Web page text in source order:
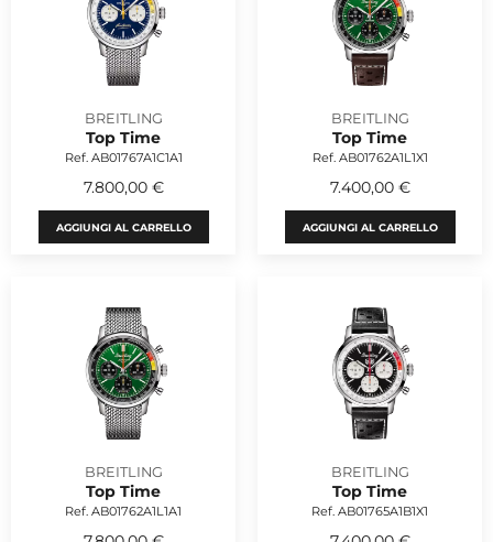
BREITLING
Top Time
Ref. AB01767A1C1A1
7.800,00 €
AGGIUNGI AL CARRELLO
BREITLING
Top Time
Ref. AB01762A1L1X1
7.400,00 €
AGGIUNGI AL CARRELLO
BREITLING
Top Time
Ref. AB01762A1L1A1
BREITLING
Top Time
Ref. AB01765A1B1X1